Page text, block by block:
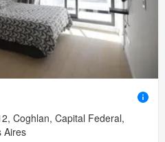
Coghlan, Capital Federal,
Aires